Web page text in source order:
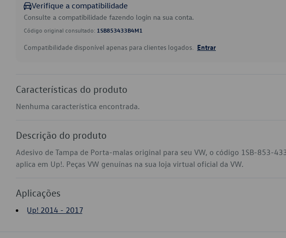
Verifique a compatibilidade
Consulte a compatibilidade fazendo login na sua conta.
Código original consultado: 1SB853433B4M1
Compatibilidade disponível apenas para clientes logados. Entrar
Características do produto
Nenhuma característica encontrada.
Descrição do produto
Adesivo de Tampa de Porta-malas original para seu VW, o código 1SB-853-
aplica em Up!. Peças VW genuínas na sua loja virtual oficial da VW.
Aplicações
Up! 2014 - 2017